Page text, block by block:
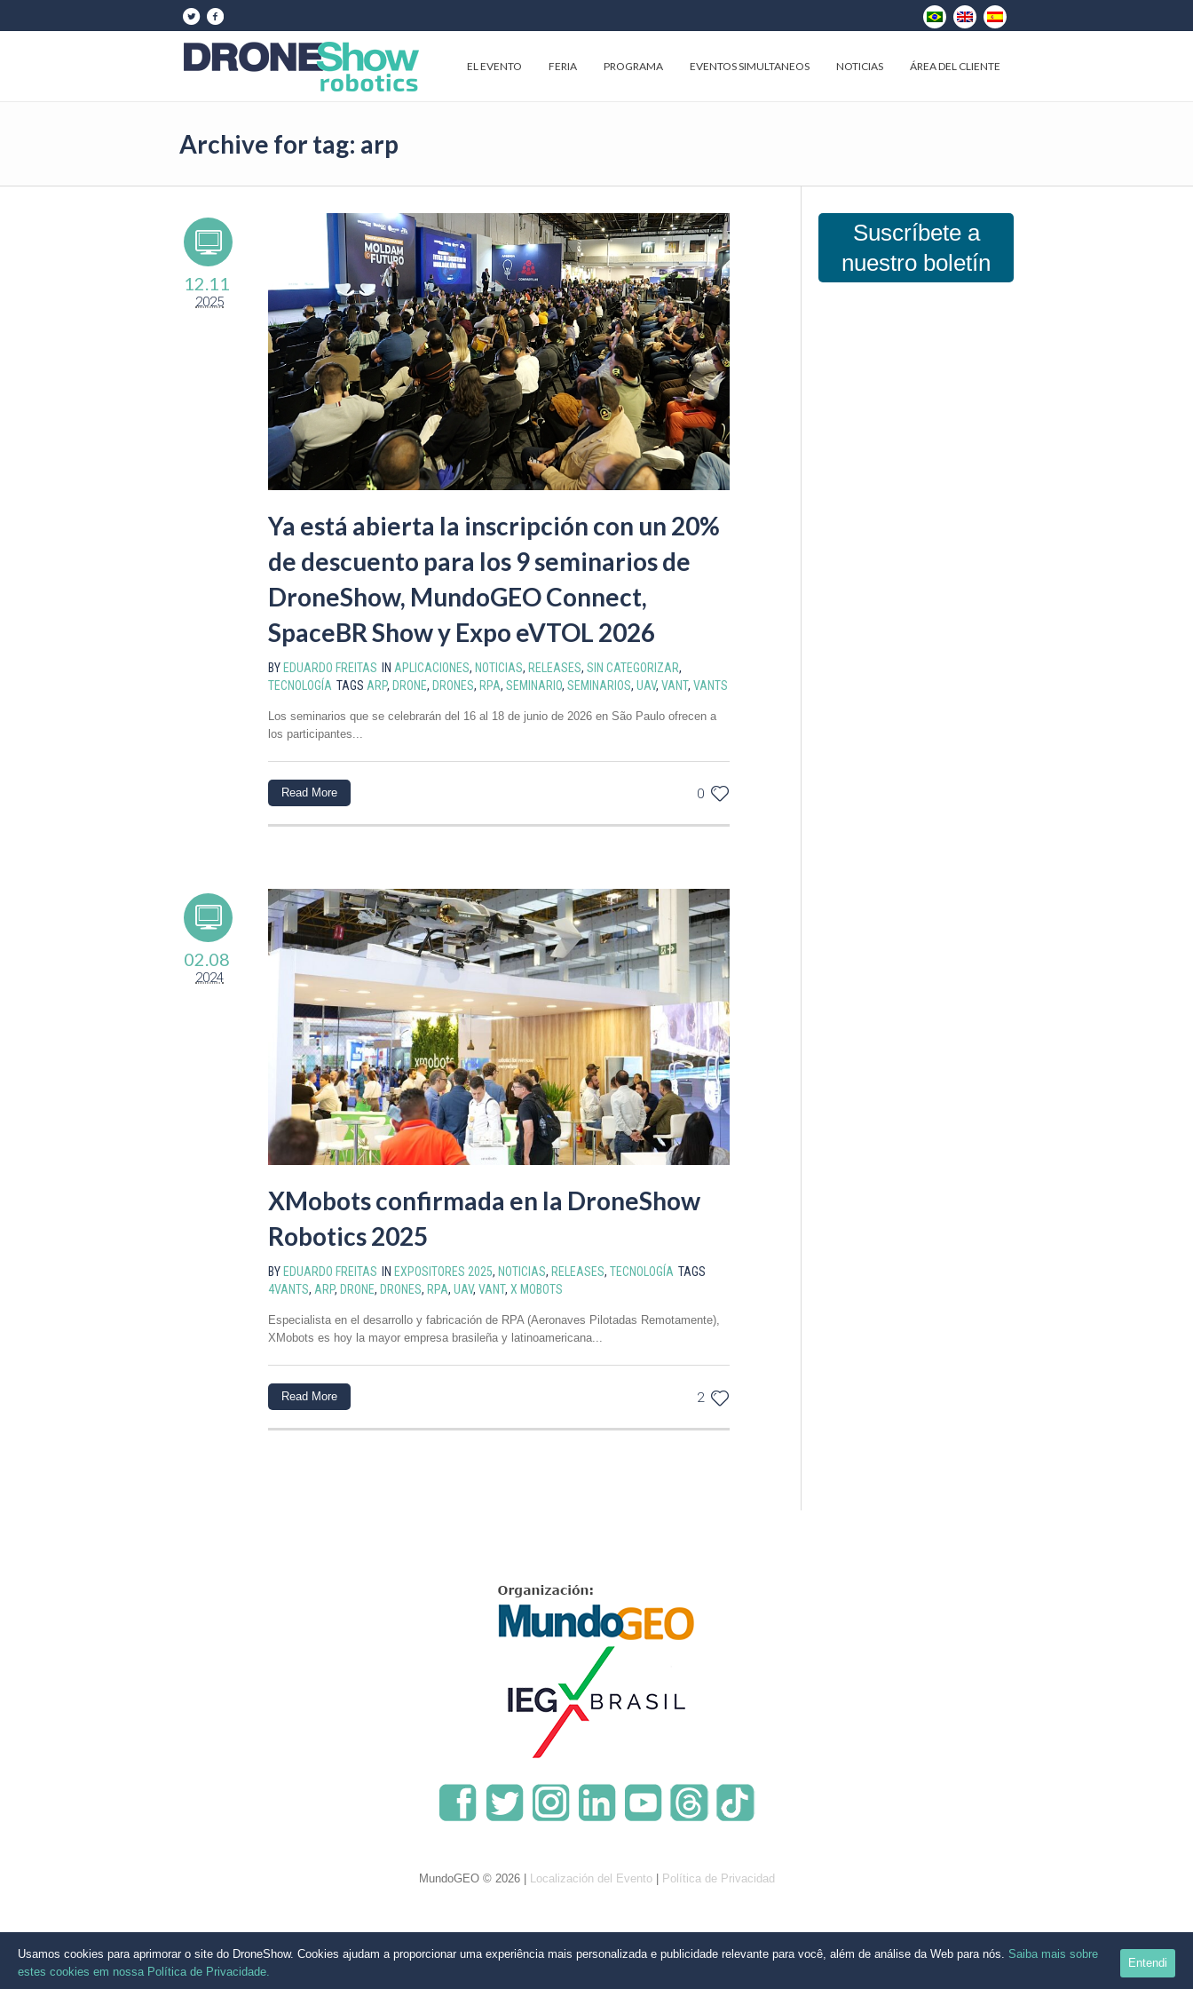
EL EVENTO FERIA PROGRAMA EVENTOS SIMULTANEOS NOTICIAS ÁREA DEL CLIENTE
Archive for tag: arp
12.11
2025
Ya está abierta la inscripción con un 20%
de descuento para los 9 seminarios de
DroneShow, MundoGEO Connect,
SpaceBR Show y Expo eVTOL 2026
BY EDUARDO FREITAS IN APLICACIONES, NOTICIAS, RELEASES, SIN CATEGORIZAR,
TECNOLOGÍA TAGS ARP, DRONE, DRONES, RPA, SEMINARIO, SEMINARIOS, UAV, VANT, VANTS
Los seminarios que se celebrarán del 16 al 18 de junio de 2026 en São Paulo ofrecen a
los participantes...
0
Read More
02.08
2024
XMobots confirmada en la DroneShow
Robotics 2025
BY EDUARDO FREITAS IN EXPOSITORES 2025, NOTICIAS, RELEASES, TECNOLOGÍA TAGS
4VANTS, ARP, DRONE, DRONES, RPA, UAV, VANT, X MOBOTS
Especialista en el desarrollo y fabricación de RPA (Aeronaves Pilotadas Remotamente),
XMobots es hoy la mayor empresa brasileña y latinoamericana...
2
Read More
Suscríbete a
nuestro boletín
MundoGEO © 2026 | Localización del Evento| Política de Privacidad
Usamos cookies para aprimorar o site do DroneShow. Cookies ajudam a proporcionar uma experiência mais personalizada e publicidade relevante para você, além de análise da Web para nós. Saiba mais sobre
estes cookies em nossa Política de Privacidade.
Entendi